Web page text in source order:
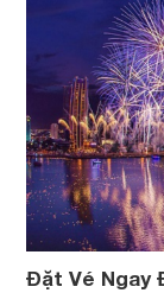
Đặt Vé Ngay